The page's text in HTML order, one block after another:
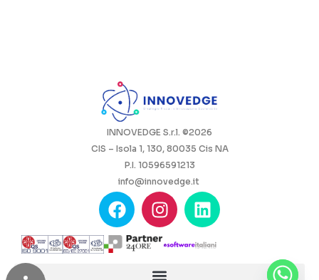
INNOVEDGE S.r.l. ©2026
CIS – Isola 1, 130, 80035 Cis NA
P.I. 10596591213
info@innovedge.it